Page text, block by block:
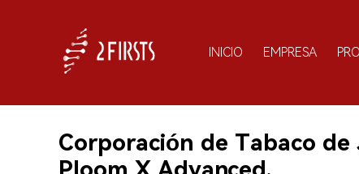
INICIO EMPRESA
Corporación de Tabaco